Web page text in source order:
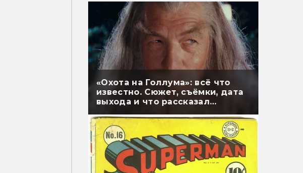
«Охота на Голлума»: всё что
известно. Сюжет, съёмки, дата
выхода и что рассказал